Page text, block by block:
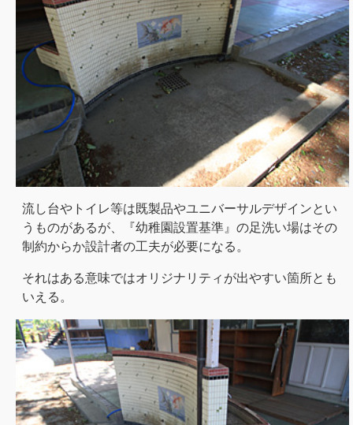
流し台やトイレ等は既製品やユニバーサルデザインとい
うものがあるが、『幼稚園設置基準』の足洗い場はその
制約からか設計者の工夫が必要になる。
それはある意味ではオリジナリティが出やすい箇所とも
いえる。